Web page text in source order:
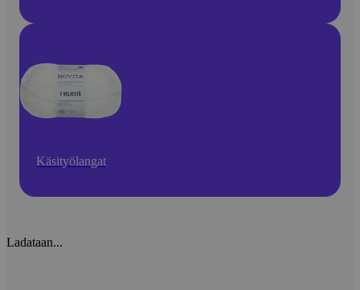
Käsityölangat
Ladataan...